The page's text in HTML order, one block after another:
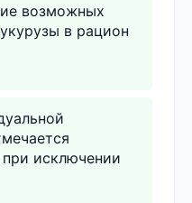
возможных
в рацион
исключении